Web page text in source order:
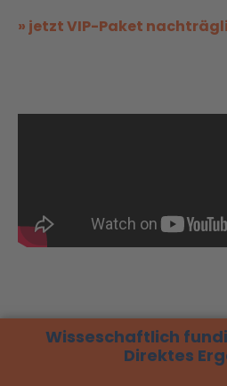
» jetzt VIP-Paket
Wisseschaftlich
Direktes